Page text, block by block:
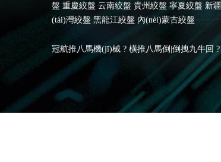
盤 重慶絞盤 云南絞盤 貴州絞盤 寧夏絞盤 新
(tái)灣絞盤 黑龍江絞盤 內(nèi)蒙古絞盤
冠航推八馬機(jī)械 ? 橫推八馬倒|倒拽九牛回 ?